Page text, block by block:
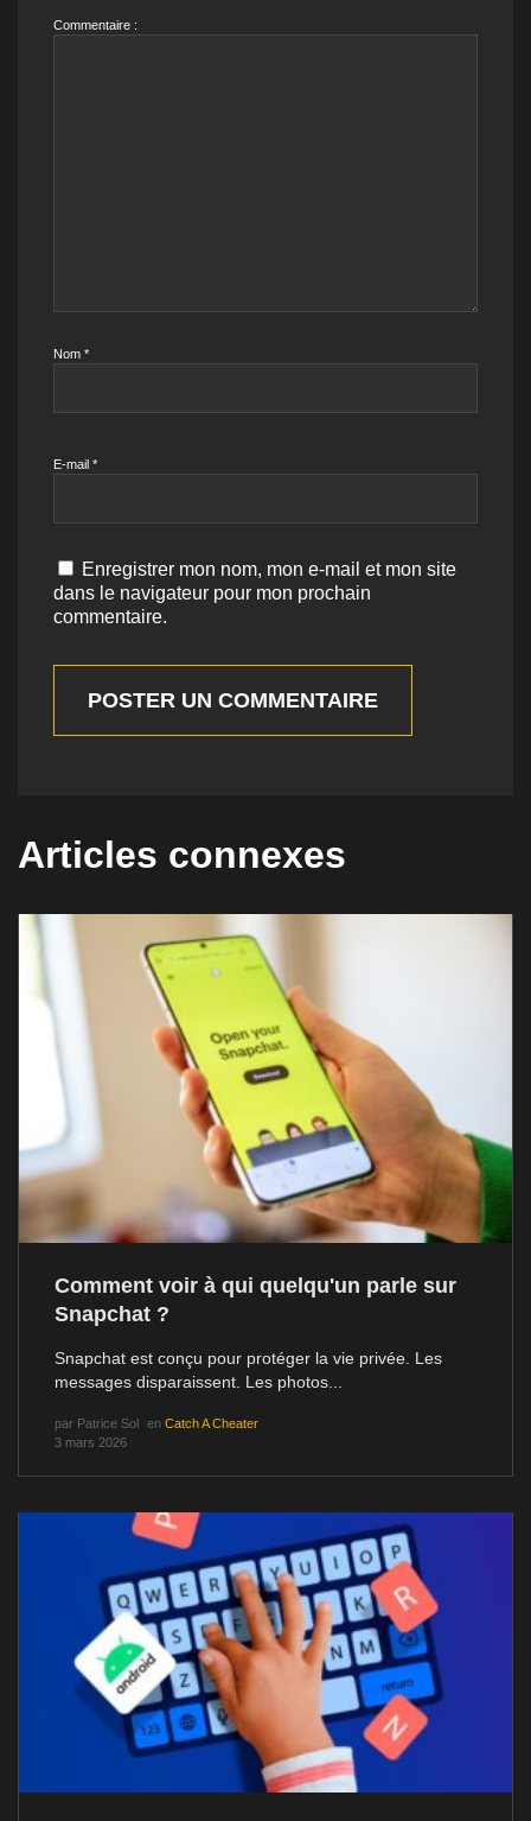
Commentaire :
Nom *
E-mail *
Enregistrer mon nom, mon e-mail et mon site
dans le navigateur pour mon prochain
commentaire.
POSTER UN COMMENTAIRE
Articles connexes
Comment voir à qui quelqu'un parle sur
Snapchat ?
Snapchat est conçu pour protéger la vie privée. Les
messages disparaissent. Les photos...
par Patrice Sol en Catch A Cheater
3 mars 2026